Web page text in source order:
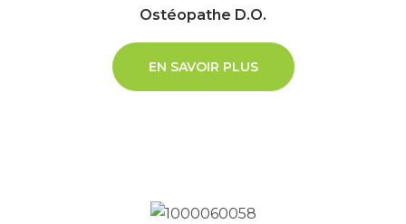
Ostéopathe D.O.
EN SAVOIR PLUS